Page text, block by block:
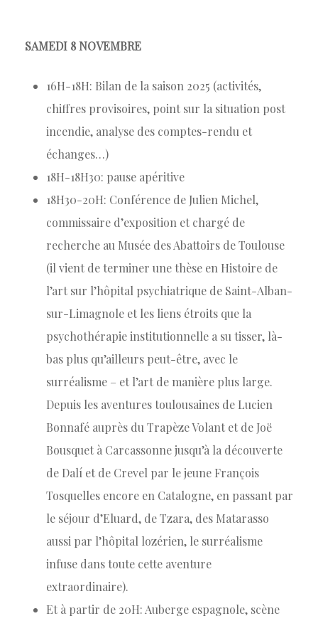
SAMEDI 8 NOVEMBRE
16H-18H: Bilan de la saison 2025 (activités,
chiffres provisoires, point sur la situation post
incendie, analyse des comptes-rendu et
échanges…)
18H-18H30: pause apéritive
18H30-20H: Conférence de Julien Michel,
commissaire d’exposition et chargé de
recherche au Musée des Abattoirs de Toulouse
(il vient de terminer une thèse en Histoire de
l’art sur l’hôpital psychiatrique de Saint-Alban-
sur-Limagnole et les liens étroits que la
psychothérapie institutionnelle a su tisser, là-
bas plus qu’ailleurs peut-être, avec le
surréalisme – et l’art de manière plus large.
Depuis les aventures toulousaines de Lucien
Bonnafé auprès du Trapèze Volant et de Joë
Bousquet à Carcassonne jusqu’à la découverte
de Dalí et de Crevel par le jeune François
Tosquelles encore en Catalogne, en passant par
le séjour d’Eluard, de Tzara, des Matarasso
aussi par l’hôpital lozérien, le surréalisme
infuse dans toute cette aventure
extraordinaire).
Et à partir de 20H: Auberge espagnole, scène